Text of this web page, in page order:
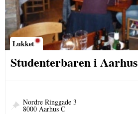
Lukket
Studenterbaren i Aarhus
Nordre Ringgade 3
8000 Aarhus C